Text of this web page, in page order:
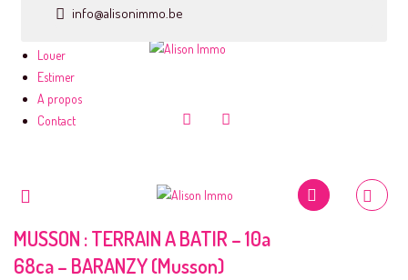
Accueil
Louer
Estimer
A propos
Contact
info@alisonimmo.be
MUSSON : TERRAIN A BATIR – 10a
68ca – BARANZY (Musson)